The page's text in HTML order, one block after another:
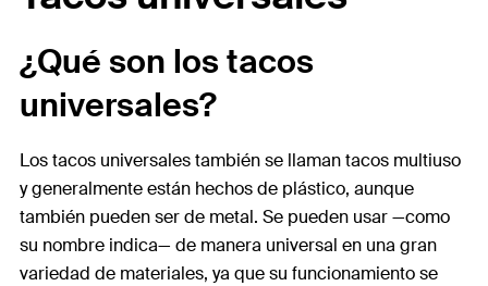
¿Qué son los tacos
universales?
Los tacos universales también se llaman tacos multiuso
y generalmente están hechos de plástico, aunque
también pueden ser de metal. Se pueden usar —como
su nombre indica— de manera universal en una gran
variedad de materiales, ya que su funcionamiento se